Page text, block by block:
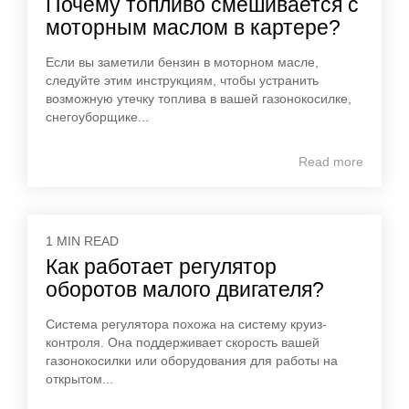
моторным маслом в картере?
Если вы заметили бензин в моторном масле,
следуйте этим инструкциям, чтобы устранить
возможную утечку топлива в вашей газонокосилке,
снегоуборщике...
Read more
1 MIN READ
Как работает регулятор
оборотов малого двигателя?
Система регулятора похожа на систему круиз-
контроля. Она поддерживает скорость вашей
газонокосилки или оборудования для работы на
открытом...